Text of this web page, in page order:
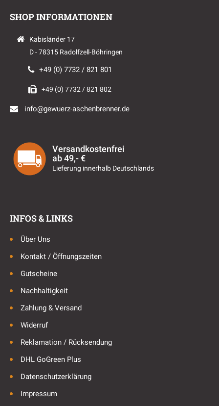
SHOP INFORMATIONEN
Kabisländer 17
D - 78315 Radolfzell-Böhringen
+49 (0) 7732 / 821 801
+49 (0) 7732 / 821 802
info@gewuerz-aschenbrenner.de
Versandkostenfrei
ab 49,- €
Lieferung innerhalb Deutschlands
INFOS & LINKS
Über Uns
Kontakt / Öffnungszeiten
Gutscheine
Nachhaltigkeit
Zahlung & Versand
Widerruf
Reklamation / Rücksendung
DHL GoGreen Plus
Datenschutzerklärung
Impressum